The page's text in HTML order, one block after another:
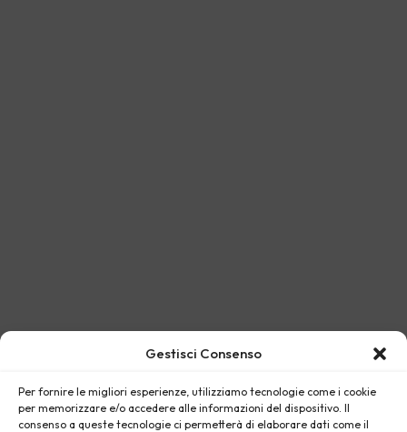
Gestisci Consenso
Per fornire le migliori esperienze, utilizziamo tecnologie come i cookie
per memorizzare e/o accedere alle informazioni del dispositivo. Il
consenso a queste tecnologie ci permetterà di elaborare dati come il